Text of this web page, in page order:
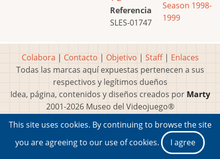
Referencia
SLES-01747
Season 1998-
1999
Colabora | Contacto | Objetivo | Staff| Enlaces
Todas las marcas aquí expuestas pertenecen a sus
respectivos y legítimos dueños
Idea, página, contenidos y diseños creados por Marty
2001-2026 Museo del Videojuego®
This site uses cookies. By continuing to browse the site
you are agreeing to our use of cookies.
I agree